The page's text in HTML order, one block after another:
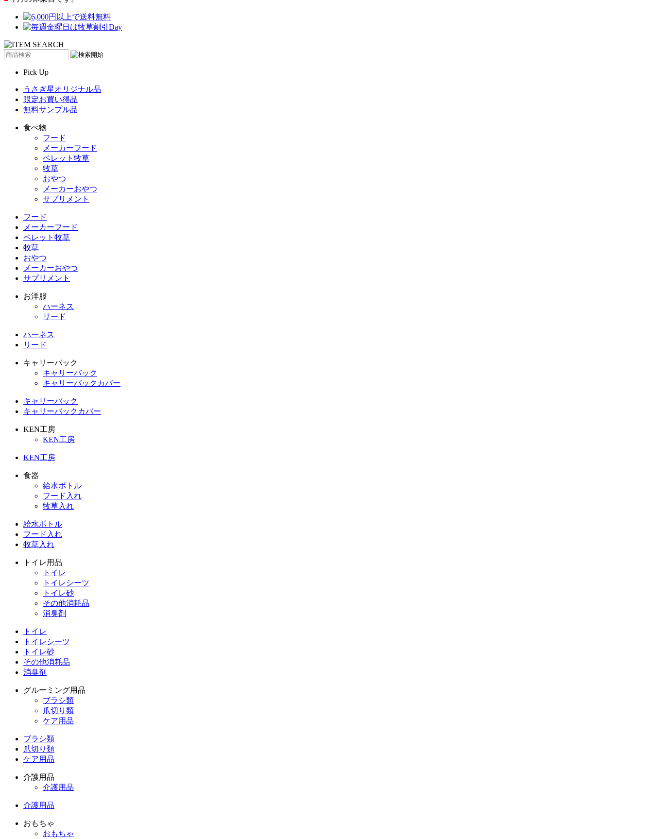
Pick Up
うさぎ星オリジナル品
限定お買い得品
無料サンプル品
食べ物
フード
メーカーフード
ペレット牧草
牧草
おやつ
メーカーおやつ
サプリメント
フード
メーカーフード
ペレット牧草
牧草
おやつ
メーカーおやつ
サプリメント
お洋服
ハーネス
リード
ハーネス
リード
キャリーバック
キャリーバック
キャリーバックカバー
キャリーバック
キャリーバックカバー
KEN工房
KEN工房
KEN工房
食器
給水ボトル
フード入れ
牧草入れ
給水ボトル
フード入れ
牧草入れ
トイレ用品
トイレ
トイレシーツ
トイレ砂
その他消耗品
消臭剤
トイレ
トイレシーツ
トイレ砂
その他消耗品
消臭剤
グルーミング用品
ブラシ類
爪切り類
ケア用品
ブラシ類
爪切り類
ケア用品
介護用品
介護用品
介護用品
おもちゃ
おもちゃ